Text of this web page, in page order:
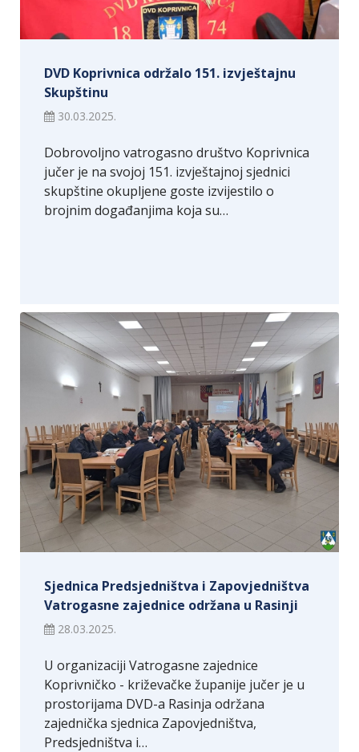
DVD Koprivnica održalo 151. izvještajnu
Skupštinu
30.03.2025.
Dobrovoljno vatrogasno društvo Koprivnica
jučer je na svojoj 151. izvještajnoj sjednici
skupštine okupljene goste izvijestilo o
brojnim događanjima koja su…
Sjednica Predsjedništva i Zapovjedništva
Vatrogasne zajednice održana u Rasinji
28.03.2025.
U organizaciji Vatrogasne zajednice
Koprivničko - križevačke županije jučer je u
prostorijama DVD-a Rasinja održana
zajednička sjednica Zapovjedništva,
Predsjedništva i…